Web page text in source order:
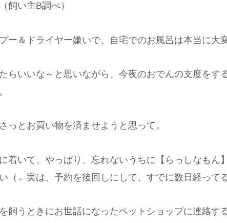
飼い主B調べ）
ー＆ドライヤー嫌いで、自宅でのお風呂は本当に大
らいいな～と思いながら、今夜のおでんの支度をす
っとお買い物を済ませようと思って。
着いて、やっぱり、忘れないうちに【らっしなもん
（←実は、予約を後回しにして、すでに数日経ってる
飼うときにお世話になったペットショップに連絡す